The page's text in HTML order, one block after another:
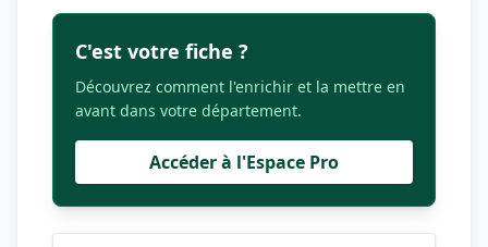
C'est votre fiche ?
Découvrez comment l'enrichir et la mettre en
avant dans votre département.
Accéder à l'Espace Pro